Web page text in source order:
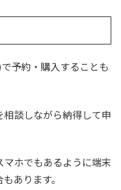
予約・購入することも
談しながら納得して申
ホでもあるように端末
あります。